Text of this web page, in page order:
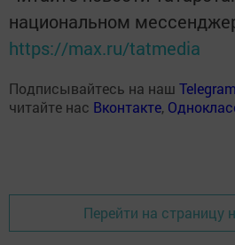
национальном
https://max.ru/tatmedia
Подписывайтесь на наш
читайте нас Вконтакте,
Перейти на страницу